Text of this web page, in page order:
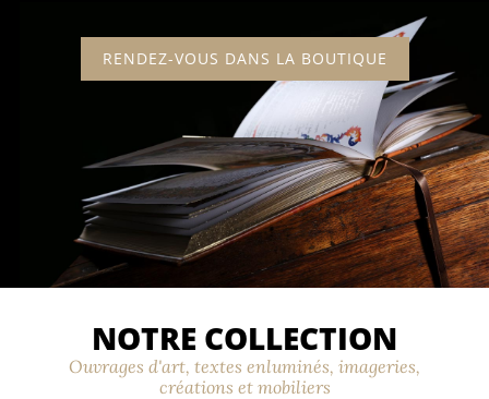
RENDEZ-VOUS DANS LA BOUTIQUE
NOTRE COLLECTION
Ouvrages d'art, textes enluminés, imageries,
créations et mobiliers